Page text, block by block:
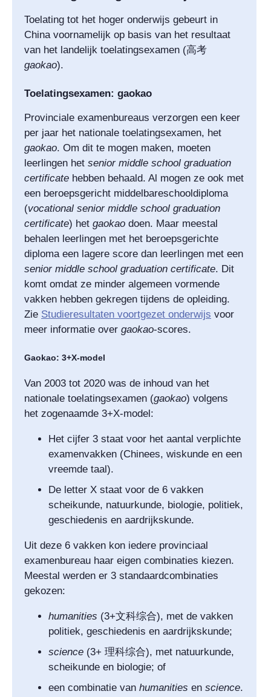
Toelating tot het hoger onderwijs gebeurt in
China voornamelijk op basis van het resultaat
van het landelijk toelatingsexamen (高考
gaokao).
Toelatingsexamen: gaokao
Provinciale examenbureaus verzorgen een keer
per jaar het nationale toelatingsexamen, het
gaokao. Om dit te mogen maken, moeten
leerlingen het senior middle school graduation
certificate hebben behaald. Al mogen ze ook met
een beroepsgericht middelbareschooldiploma
(vocational senior middle school graduation
certificate) het gaokao doen. Maar meestal
behalen leerlingen met het beroepsgerichte
diploma een lagere score dan leerlingen met een
senior middle school graduation certificate. Dit
komt omdat ze minder algemeen vormende
vakken hebben gekregen tijdens de opleiding.
Zie Studieresultaten voortgezet onderwijs voor
meer informatie over gaokao-scores.
Gaokao: 3+X-model
Van 2003 tot 2020 was de inhoud van het
nationale toelatingsexamen (gaokao) volgens
het zogenaamde 3+X-model:
Het cijfer 3 staat voor het aantal verplichte
examenvakken (Chinees, wiskunde en een
vreemde taal).
De letter X staat voor de 6 vakken
scheikunde, natuurkunde, biologie, politiek,
geschiedenis en aardrijkskunde.
Uit deze 6 vakken kon iedere provinciaal
examenbureau haar eigen combinaties kiezen.
Meestal werden er 3 standaardcombinaties
gekozen:
humanities (3+文科综合), met de vakken
politiek, geschiedenis en aardrijkskunde;
science (3+ 理科综合), met natuurkunde,
scheikunde en biologie; of
een combinatie van humanities en science.